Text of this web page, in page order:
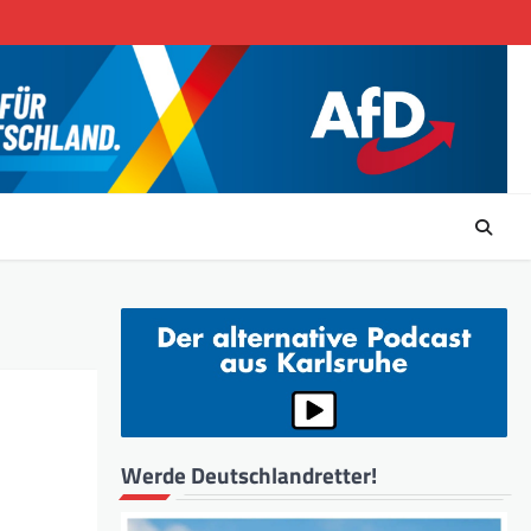
Werde Deutschlandretter!